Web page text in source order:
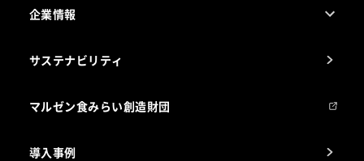
企業情報
会社組織
製品の開発
サステナビリティ
マルゼン食みらい創造財団
導入事例